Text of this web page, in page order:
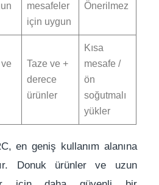
mesafeler
için uygun
Önerilmez
Taze ve +
derece
ürünler
Kısa
mesafe /
ön
soğutmalı
yükler
en geniş kullanım alanına
Donuk ürünler ve uzun